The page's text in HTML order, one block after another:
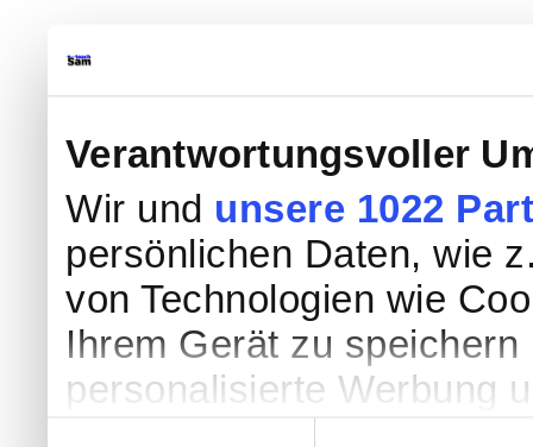
Verantwortungsvoller
Wir und unsere 1022
persönlichen Daten, wie
von Technologien wie
Ihrem Gerät zu
personalisierte Werbung